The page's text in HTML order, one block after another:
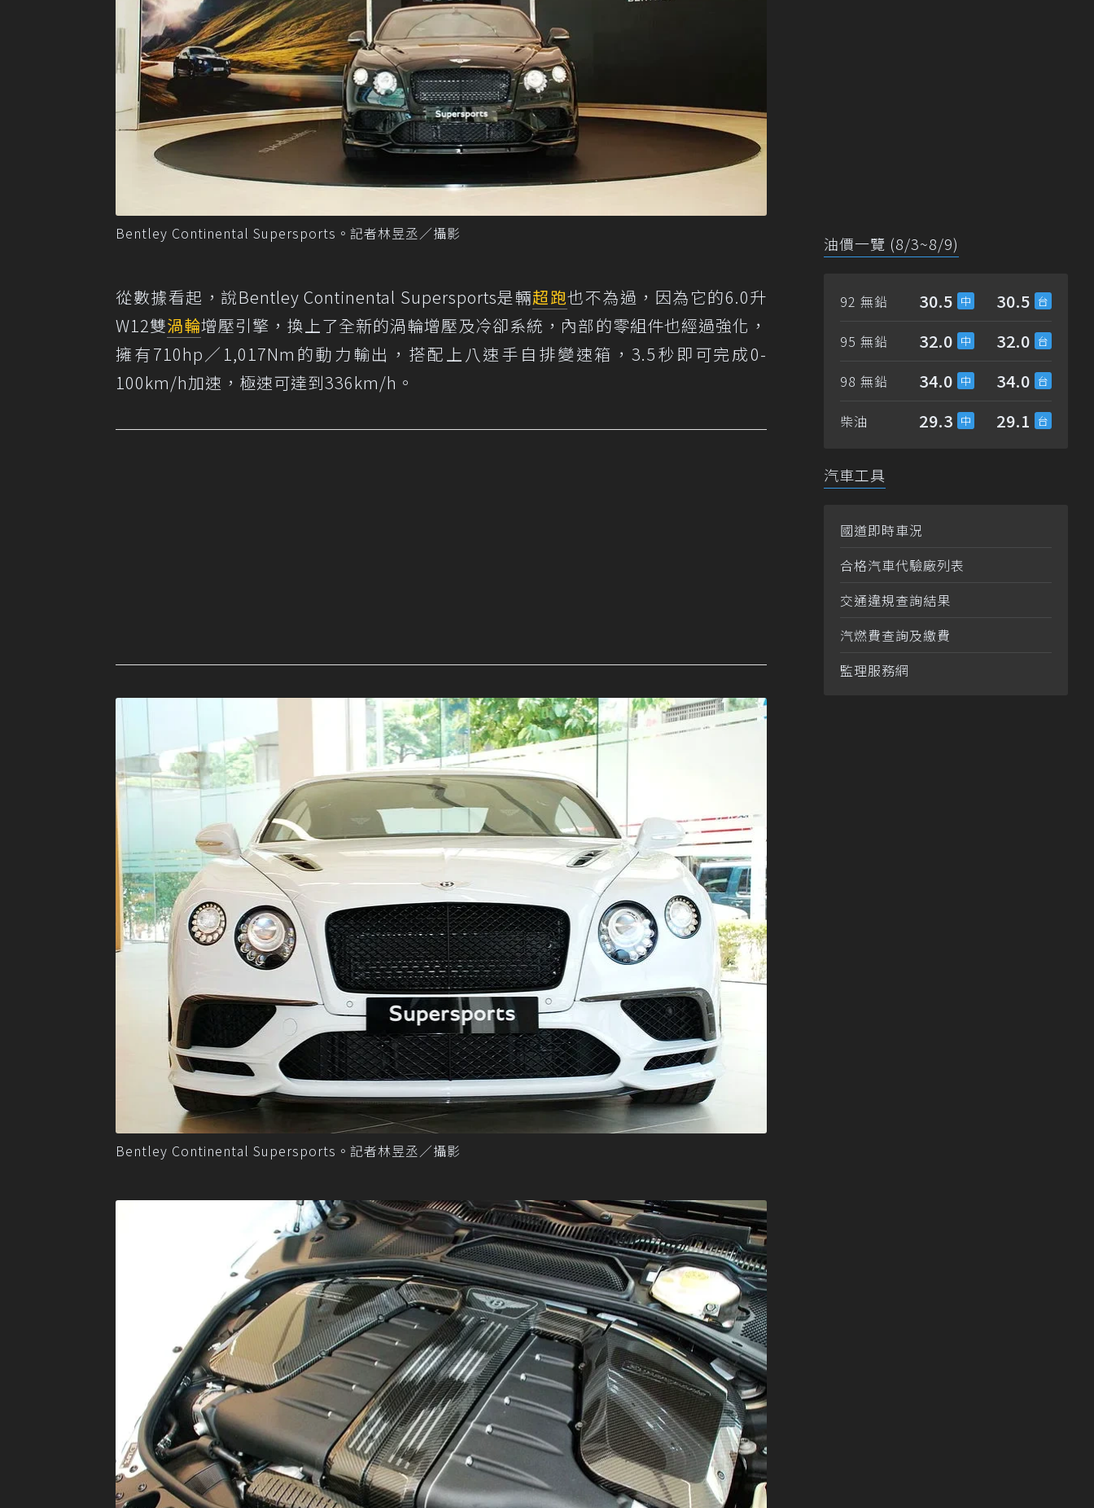
Bentley Continental Supersports。記者林昱丞／攝影
從數據看起，說Bentley Continental Supersports是輛超跑也不為過，因為它的6.0升
W12雙渦輪增壓引擎，換上了全新的渦輪增壓及冷卻系統，內部的零組件也經過強化，
擁有710hp／1,017Nm的動力輸出，搭配上八速手自排變速箱，3.5秒即可完成0-
100km/h加速，極速可達到336km/h。
Bentley Continental Supersports。記者林昱丞／攝影
油價一覽 (8/3~8/9)
92 無鉛 30.5 30.5
95 無鉛 32.0 32.0
98 無鉛 34.0 34.0
柴油 29.3 29.1
汽車工具
國道即時車況
合格汽車代驗廠列表
交通違規查詢結果
汽燃費查詢及繳費
監理服務網